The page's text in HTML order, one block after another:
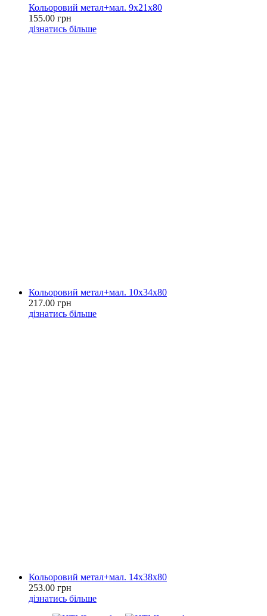
Кольоровий метал+мал. 9х21х80
155.00 грн
дізнатись більше
Кольоровий метал+мал. 10х34х80
217.00 грн
дізнатись більше
Кольоровий метал+мал. 14х38х80
253.00 грн
дізнатись більше